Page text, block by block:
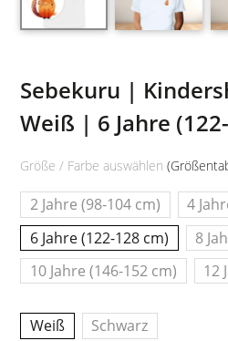
Sebekuru |
Weiß | 6 Jahre
Größe / Farbe auswählen
2 Jahre (98-104 cm)
4
6 Jahre (122-128 cm)
8
10 Jahre (146-152 cm)
12
Weiß Schwarz